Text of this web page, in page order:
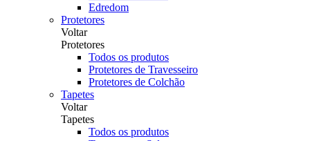
Edredom
Protetores
Voltar
Protetores
Todos os produtos
Protetores de Travesseiro
Protetores de Colchão
Tapetes
Voltar
Tapetes
Todos os produtos